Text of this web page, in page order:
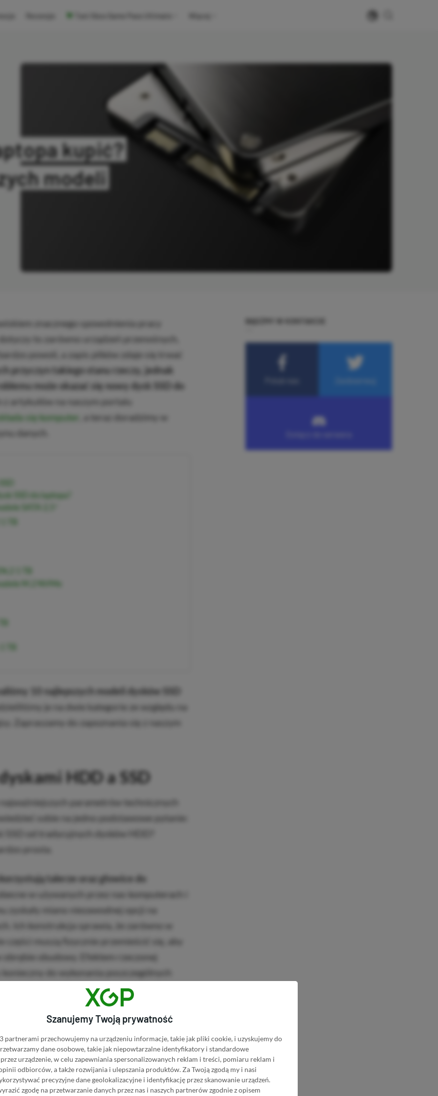
Szanujemy Twoją prywatność
partnerami przechowujemy na urządzeniu informacje, takie jak pliki cookie, i uzyskujemy do
dane osobowe, takie jak niepowtarzalne identyfikatory i standardowe
urządzenie, w celu zapewniania spersonalizowanych reklam i treści, pomiaru reklam i
odbiorców, a także rozwijania i ulepszania produktów. Za Twoją zgodą my i nasi
precyzyjne dane geolokalizacyjne i identyfikację przez skanowanie urządzeń.
zgodę na przetwarzanie danych przez nas i naszych partnerów zgodnie z opisem
kupić?
modeli
znacznego spowolnienia pracy
to zarówno urządzeń przenośnych,
powoli, a zapis plików zdaje się trwać
przyczyn takiego stanu rzeczy, jednak
może okazać się nowy dysk SSD do
z artykułów na naszym portalu
się komputer
, a teraz doradzimy w
danych.
SSD do laptopa?
10 najlepszych modeli dysków SSD
je na dwie kategorie ze względu na
Zapraszamy do zapoznania się z naszym
HDD a SSD
parametrów technicznych
sobie na jedno podstawowe pytanie:
SSD od tradycyjnych dysków HDD?
prosta.
talerze oraz głowice do
w używanych przez nas komputerach i
zyskały miano niezawodnej opcji na
Ich konstrukcja sprawia, że zarówno w
części muszą fizycznie przemieścić się, aby
obudowy. Efektem rzeczonej
do wykonania poszczególnych
operacyjnego, czy zapisanie plików
ków” jest z kolei bardzo dobry stosunek
samych działań na plikach używają
komponentów.Brak mechanicznych,
wykonywane są kilka razy szybciej w